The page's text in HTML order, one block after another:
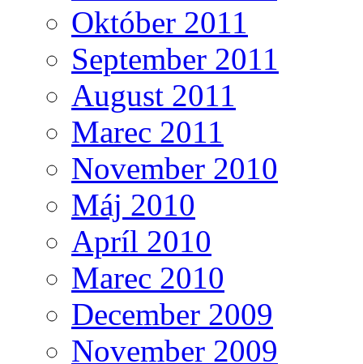
Október 2011
September 2011
August 2011
Marec 2011
November 2010
Máj 2010
Apríl 2010
Marec 2010
December 2009
November 2009